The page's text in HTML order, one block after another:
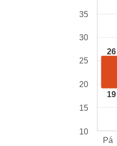
26
19
35
30
25
20
15
10
Pá